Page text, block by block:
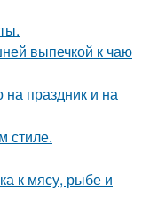
выпечкой к чаю
на праздник и на
стиле.
к мясу, рыбе и